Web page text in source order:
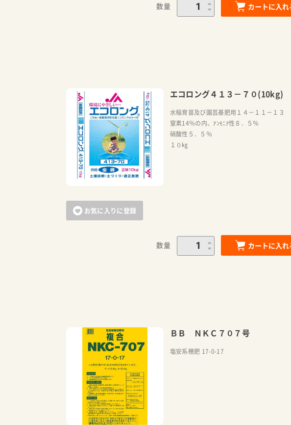
数量 カートに入れ
お気に入りに登録
エコロング４１３－７０(10kg)
水稲育苗及び園芸基肥用１４－１１－１３
窒素14％の内、ｱﾝﾓﾆｱ性８．５％
硝酸性５．５％
１０㎏
数量 カートに入れ
ＢＢ ＮＫＣ７０７号
塩安系穂肥 17-0-17
カー